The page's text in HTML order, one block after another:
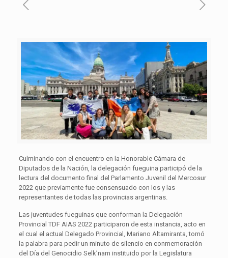
Culminando con el encuentro en la Honorable Cámara de
Diputados de la Nación, la delegación fueguina participó de la
lectura del documento final del Parlamento Juvenil del Mercosur
2022 que previamente fue consensuado con los y las
representantes de todas las provincias argentinas.
Las juventudes fueguinas que conforman la Delegación
Provincial TDF AIAS 2022 participaron de esta instancia, acto en
el cual el actual Delegado Provincial, Mariano Altamiranta, tomó
la palabra para pedir un minuto de silencio en conmemoración
del Día del Genocidio Selk’nam instituido por la Legislatura